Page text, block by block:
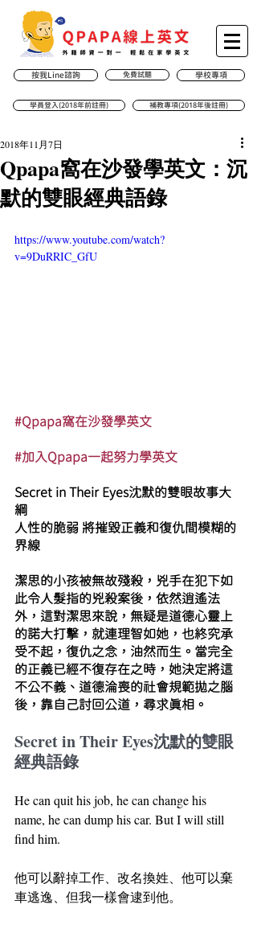
按我Line諮詢 免費試聽 學校專項
學員登入(2018年前註冊) 補教專項(2018年後註冊)
Qpapa窩在沙發學英文：沉
默的雙眼經典語錄
2018年11月7日
https://www.youtube.com/watch?
v=9DuRRIC_GfU
#Qpapa窩在沙發學英文
#加入Qpapa一起努力學英文
Secret in Their Eyes沈默的雙眼故事大
綱
人性的脆弱 將摧毀正義和復仇間模糊的
界線
潔思的小孩被無故殘殺，兇手在犯下如
此令人髮指的兇殺案後，依然逍遙法
外，這對潔思來說，無疑是道德心靈上
的諾大打擊，就連理智如她，也終究承
受不起，復仇之念，油然而生。當完全
的正義已經不復存在之時，她決定將這
不公不義、道德淪喪的社會規範拋之腦
後，靠自己討回公道，尋求真相。
Secret in Their Eyes沈默的雙眼
經典語錄
He can quit his job, he can change his
name, he can dump his car. But I will still
find him.
他可以辭掉工作、改名換姓、他可以棄
車逃逸、但我一樣會逮到他。